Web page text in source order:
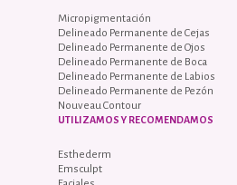
Micropigmentación
Delineado Permanente de Cejas
Delineado Permanente de Ojos
Delineado Permanente de Boca
Delineado Permanente de Labios
Delineado Permanente de Pezón
Nouveau Contour
UTILIZAMOS Y RECOMENDAMOS
Esthederm
Emsculpt